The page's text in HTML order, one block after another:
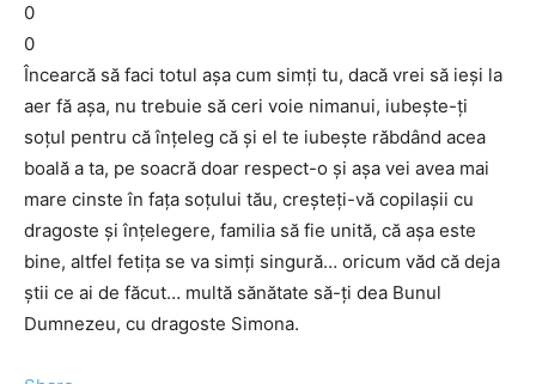
0
0
Încearcă să faci totul aşa cum simţi tu, dacă vrei să ieşi la
aer fă aşa, nu trebuie să ceri voie nimanui, iubeşte-ţi
soţul pentru că înţeleg că şi el te iubeşte răbdând acea
boală a ta, pe soacră doar respect-o şi aşa vei avea mai
mare cinste în faţa soţului tău, creşteţi-vă copilaşii cu
dragoste şi înţelegere, familia să fie unită, că aşa este
bine, altfel fetiţa se va simţi singură… oricum văd că deja
ştii ce ai de făcut… multă sănătate să-ţi dea Bunul
Dumnezeu, cu dragoste Simona.